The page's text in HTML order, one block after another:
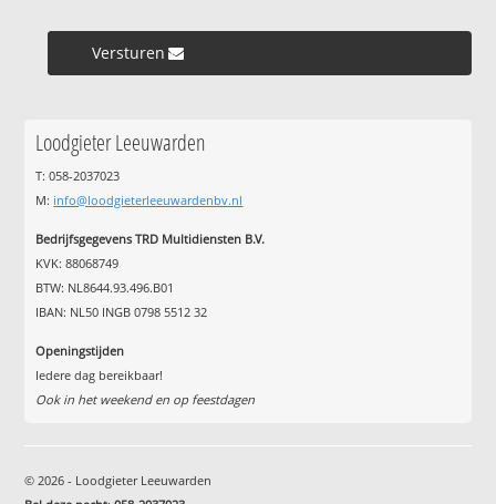
Versturen »
Loodgieter Leeuwarden
T: 058-2037023
M: info@loodgieterleeuwardenbv.nl
Bedrijfsgegevens TRD Multidiensten B.V.
KVK: 88068749
BTW: NL8644.93.496.B01
IBAN: NL50 INGB 0798 5512 32
Openingstijden
Iedere dag bereikbaar!
Ook in het weekend en op feestdagen
© 2026 - Loodgieter Leeuwarden